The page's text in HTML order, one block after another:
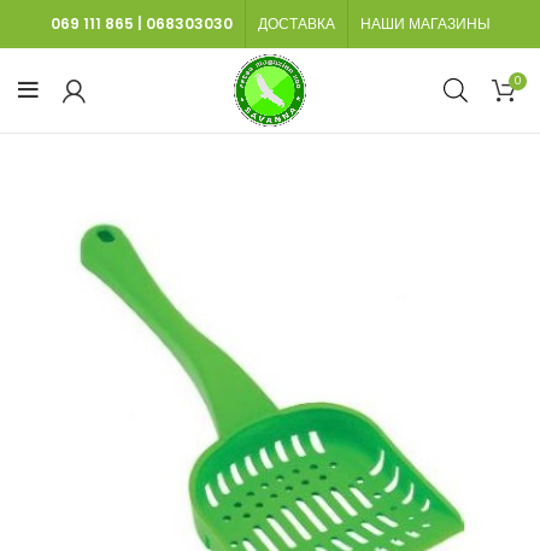
069 111 865 068303030 ДОСТАВКА НАШИ МАГАЗИНЫ
0